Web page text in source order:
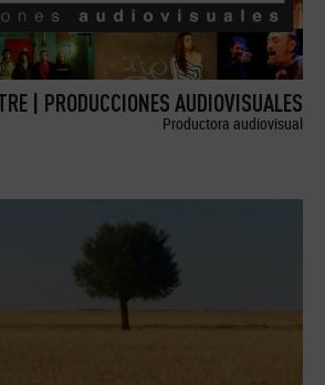
| PRODUCCIONES AUDIOVISUALES
Productora audiovisual